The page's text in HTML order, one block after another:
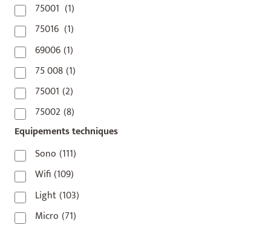
75001 (1)
75016 (1)
69006(1)
75 008(1)
75001 (2)
75002 (8)
75003(1)
75004(2)
75006 (5)
75007(7)
75008 (17)
Equipements techniques
Sono (111)
Wifi(109)
Light(103)
Micro (71)